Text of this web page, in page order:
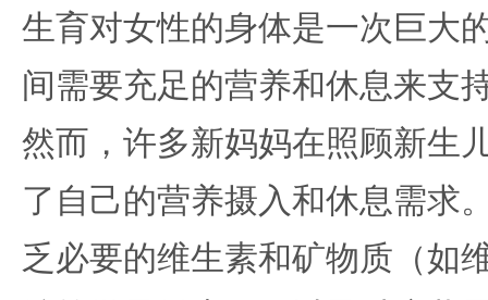
生育对女性的身体是一次巨大
间需要充足的营养和休息来支
然而，许多新妈妈在照顾新生
了自己的营养摄入和休息需求
乏必要的维生素和矿物质（如